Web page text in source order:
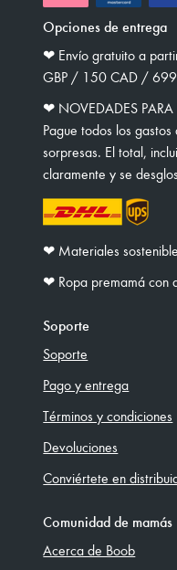
Opciones de entrega
❤︎ Envío gratuito a
GBP / 150 CAD /
❤︎ NOVEDADES PARA
Pague todos los
sorpresas. El total,
claramente y se
❤︎ Materiales
❤︎ Ropa premamá con
Soporte
Soporte
Pago y entrega
Términos y condiciones
Devoluciones
Conviértete en
Comunidad de mamás
Acerca de Boob